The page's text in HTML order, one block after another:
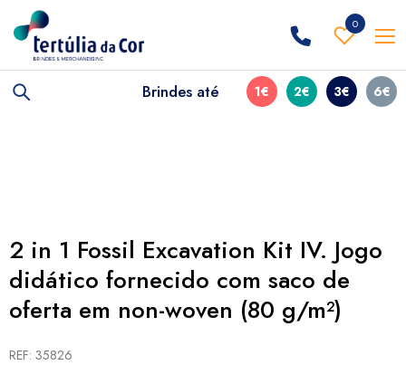
0
Brindes até 1€ 2€ 3€ 6€
2 in 1 Fossil Excavation Kit IV. Jogo
didático fornecido com saco de
oferta em non-woven (80 g/m²)
REF: 35826